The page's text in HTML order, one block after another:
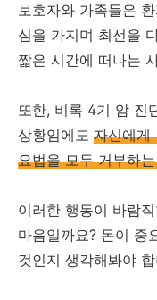
보호자와 가족들은
심을 가지며 최선을
짧은 시간에 떠나는
또한, 비록 4기 암 진
상황임에도 자신에게
요법을 모두 거부하
이러한 행동이 바람
마음일까요? 돈이 중
것인지 생각해봐야